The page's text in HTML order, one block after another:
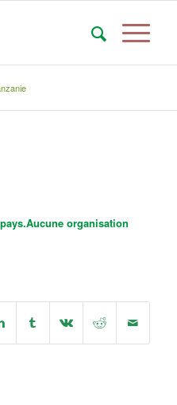
Aucune organisation